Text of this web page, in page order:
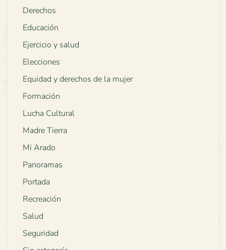
Derechos
Educación
Ejercicio y salud
Elecciones
Equidad y derechos de la mujer
Formación
Lucha Cultural
Madre Tierra
Mi Arado
Panoramas
Portada
Recreación
Salud
Seguridad